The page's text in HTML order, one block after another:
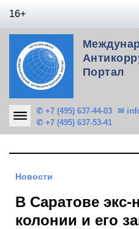
16+
Портал
✆ +7 (495) 637-44-03
✆ +7 (495) 637-53-41
✉
Новости
В Саратове экс-
колонии и его